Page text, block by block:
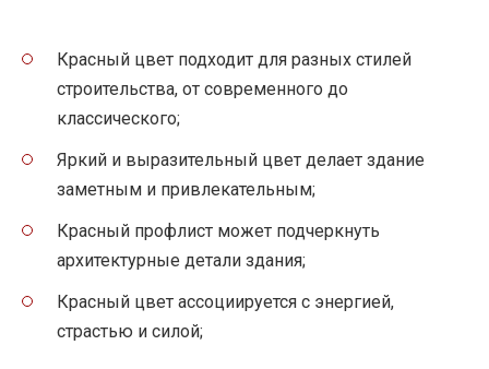
Красный цвет подходит для разных стилей
строительства, от современного до
классического;
Яркий и выразительный цвет делает здание
заметным и привлекательным;
Красный профлист может подчеркнуть
архитектурные детали здания;
Красный цвет ассоциируется с энергией,
страстью и силой;